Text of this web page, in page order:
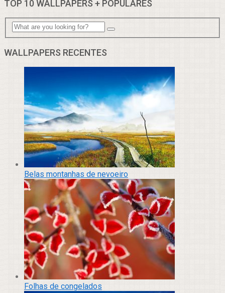
TOP 10 WALLPAPERS + POPULARES
WALLPAPERS RECENTES
Belas montanhas de nevoeiro
Folhas de congelados